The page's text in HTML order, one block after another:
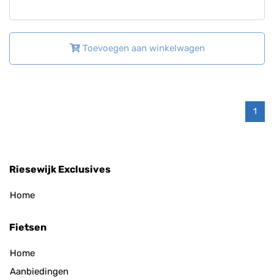
Toevoegen aan winkelwagen
1
Riesewijk Exclusives
Home
Fietsen
Home
Aanbiedingen